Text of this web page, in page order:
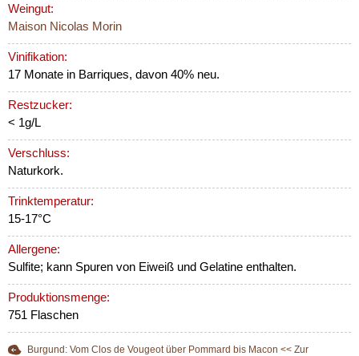
Weingut:
Maison Nicolas Morin
Vinifikation:
17 Monate in Barriques, davon 40% neu.
Restzucker:
< 1g/L
Verschluss:
Naturkork.
Trinktemperatur:
15-17°C
Allergene:
Sulfite; kann Spuren von Eiweiß und Gelatine enthalten.
Produktionsmenge:
751 Flaschen
Burgund: Vom Clos de Vougeot über Pommard bis Macon << Zur